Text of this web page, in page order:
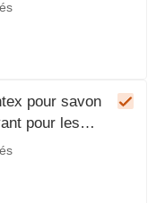
pour savon
pour les